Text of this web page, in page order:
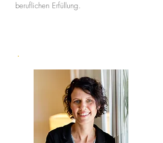
beruflichen Erfüllung.